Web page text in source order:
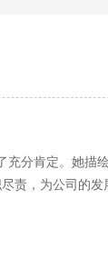
充分肯定。她描
责，为公司的发